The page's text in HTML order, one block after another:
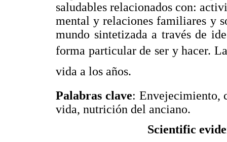
saludables relacionados con:
mental y relaciones familiares y
mundo sintetizada a través de
forma particular de ser y hacer.
vida a los años.
Palabras clave: Envejecimiento,
vida, nutrición del anciano.
Scientific